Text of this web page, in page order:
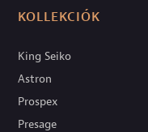
KOLLEKCIÓK
King Seiko
Astron
Prospex
Presage